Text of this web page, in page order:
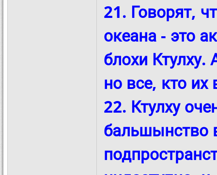
21. Говорят,
океана - это
блохи
но все, кто
22. Ктулху
бальшынство